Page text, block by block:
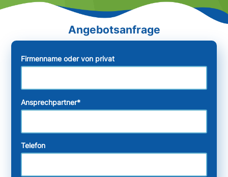
Firmenname oder von privat
Ansprechpartner*
Telefon